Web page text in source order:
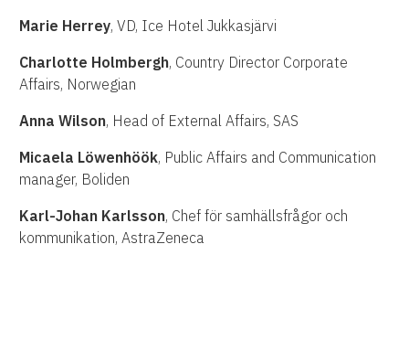
Marie Herrey, VD, Ice Hotel Jukkasjärvi
Charlotte Holmbergh, Country Director Corporate
Affairs, Norwegian
Anna Wilson, Head of External Affairs, SAS
Micaela Löwenhöök, Public Affairs and Communication
manager, Boliden
Karl-Johan Karlsson, Chef för samhällsfrågor och
kommunikation, AstraZeneca